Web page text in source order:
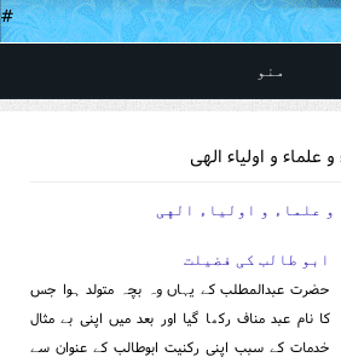
#
منو
علماء و اولیاء الهی
و علماء و اولیاء الهی
ابو طالب کی فضیلت
حضرت عبدالمطلب کے یہاں وہ بچہ متولد ہوا جس
کا نام عبد مناف رکھا گیا اور بعد میں اپنی بے مثال
خدمات کے سبب اپنی رکنیت ابوطالب کے عنوان سے